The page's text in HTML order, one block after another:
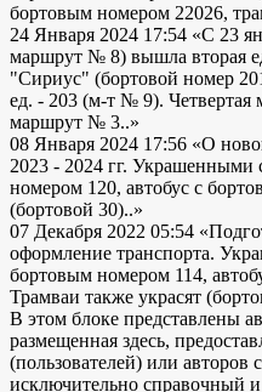
бортовым номером 22026,
24 Января 2024 17:54 «С 23
маршрут № 8) вышла вторая
"Сириус" (бортовой номер
ед. - 203 (м-т № 9). Четвертая
маршрут № 3..»
08 Января 2024 17:56 «О
2023 - 2024 гг. Украшенными
номером 120, автобус с
(бортовой 30)..»
07 Декабря 2022 05:54
оформление транспорта.
бортовым номером 114,
Трамваи также украсят
В этом блоке представлены
размещенная здесь,
(пользователей) или авторов
исключительно справочный